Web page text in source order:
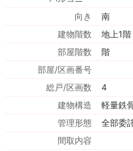
向き
南
建物階数
地上1
部屋階数
階
部屋/区画番号
総戸/区画数
4
建物構造
軽量鉄
管理形態
全部委
間取内容